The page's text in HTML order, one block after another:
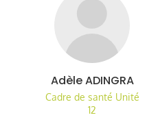
Adèle ADINGRA
Cadre de santé Unité
12